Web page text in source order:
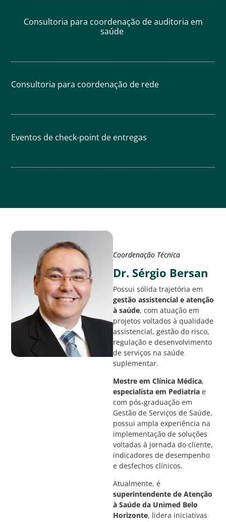
Consultoria para coordenação de auditoria em
saúde
Consultoria para coordenação de rede
Eventos de check-point de entregas
Coordenação Técnica
Dr. Sérgio Bersan
Possui sólida trajetória em
gestão assistencial e atenção
à saúde, com atuação em
projetos voltados à qualidade
assistencial, gestão do risco,
regulação e desenvolvimento
de serviços na saúde
suplementar.
Mestre em Clínica Médica,
especialista em Pediatria e
com pós-graduação em
Gestão de Serviços de Saúde,
possui ampla experiência na
implementação de soluções
voltadas à jornada do cliente,
indicadores de desempenho
e desfechos clínicos.
Atualmente, é
superintendente de Atenção
à Saúde da Unimed Belo
Horizonte, lidera iniciativas